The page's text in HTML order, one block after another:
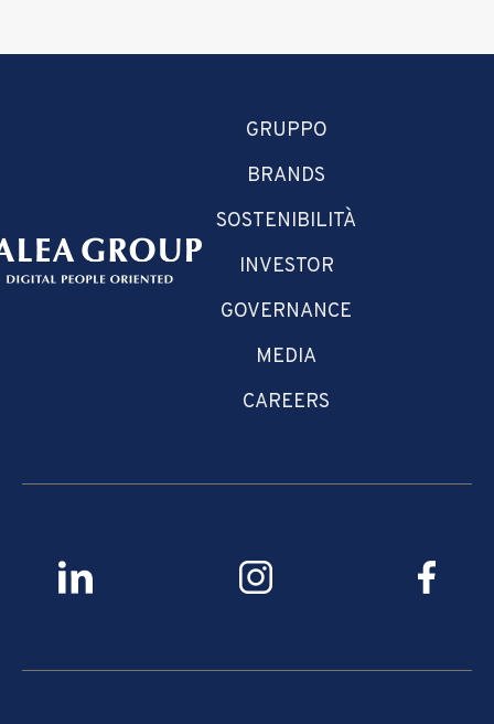
GRUPPO
BRANDS
SOSTENIBILITÀ
INVESTOR
GOVERNANCE
MEDIA
CAREERS